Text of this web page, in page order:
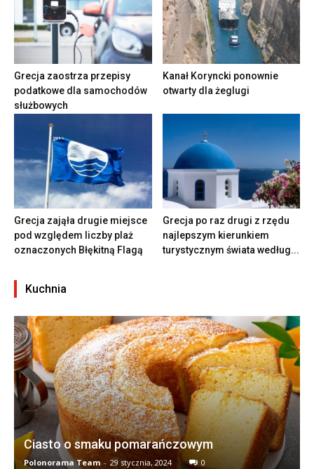
Grecja zaostrza przepisy
podatkowe dla samochodów
służbowych
Kanał Koryncki ponownie
otwarty dla żeglugi
Grecja zająła drugie miejsce
pod względem liczby plaż
oznaczonych Błękitną Flagą
Grecja po raz drugi z rzędu
najlepszym kierunkiem
turystycznym świata według...
Kuchnia
Ciasto o smaku pomarańczowym
Polonorama Team - 29 stycznia, 2024 0